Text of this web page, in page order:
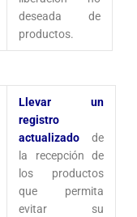
deseada de
productos.
Llevar un
registro
actualizado
de
la recepción de
los productos
que permita
evitar su